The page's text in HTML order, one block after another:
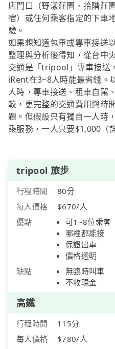
店門口（野漾莊園、拾階莊
宿）或任何乘客指定的下車
驗。
如果想知道包車或專車接送
整理與分析後得知，從台中
交通是「tripool」專車接送
iRent在3~8人時能最省錢。
人時，專車接送、租車自駕
較，更完整的交通費用與時
題。但假設只有獨自一人時
乘服務，一人只要$1,000（
tripool 旅步
行程時間
80分
每人價格
$670/人
優點
可1~8位乘客
哪裡都能接
保證出車
價格透明
缺點
無臨時叫車
不收現金
高鐵
行程時間
115分
每人價格
$780/人